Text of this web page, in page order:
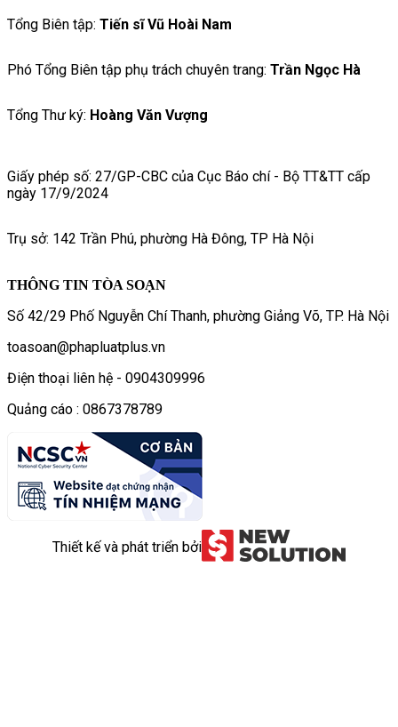
Tổng Biên tập: Tiến sĩ Vũ Hoài Nam
Phó Tổng Biên tập phụ trách chuyên trang: Trần Ngọc Hà
Tổng Thư ký: Hoàng Văn Vượng
Giấy phép số: 27/GP-CBC của Cục Báo chí - Bộ TT&TT cấp
ngày 17/9/2024
Trụ sở: 142 Trần Phú, phường Hà Đông, TP Hà Nội
THÔNG TIN TÒA SOẠN
Số 42/29 Phố Nguyễn Chí Thanh, phường Giảng Võ, TP. Hà Nội
toasoan@phapluatplus.vn
Điện thoại liên hệ - 0904309996
Quảng cáo : 0867378789
Thiết kế và phát triển bởi